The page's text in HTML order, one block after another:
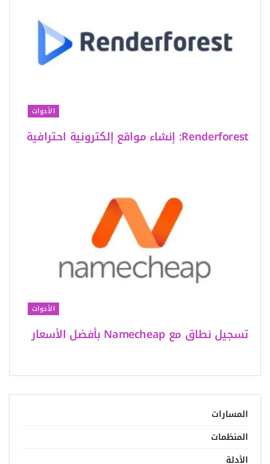
الأدوات
Renderforest: إنشاء مواقع إلكترونية احترافية
الأدوات
تسجيل نطاق مع Namecheap بأفضل الأسعار
المسارات
المنظمات
الأدلة